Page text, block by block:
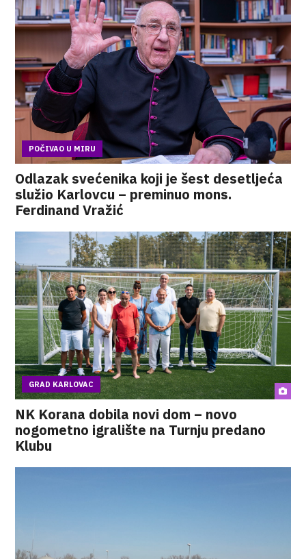
POČIVAO U MIRU
Odlazak svećenika koji je šest desetljeća
služio Karlovcu – preminuo mons.
Ferdinand Vražić
GRAD KARLOVAC
NK Korana dobila novi dom – novo
nogometno igralište na Turnju predano
Klubu